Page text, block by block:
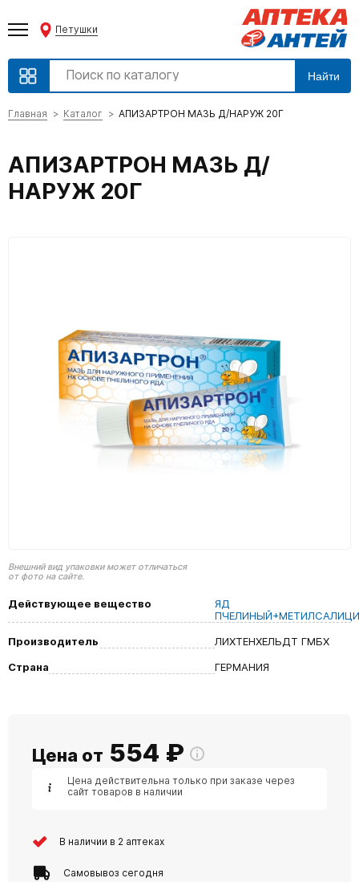
Петушки
Найти
Главная Каталог АПИЗАРТРОН МАЗЬ Д/НАРУЖ 20Г
АПИЗАРТРОН МАЗЬ Д/
НАРУЖ 20Г
Внешний вид упаковки может отличаться
от фото на сайте.
Действующее вещество
ЯД
Производитель
ЛИХТЕНХЕЛЬДТ ГМБХ
Страна
ГЕРМАНИЯ
Цена от 554 ₽
Цена действительна только при заказе через
сайт товаров в наличии
В наличии в 2 аптеках
Самовывоз сегодня